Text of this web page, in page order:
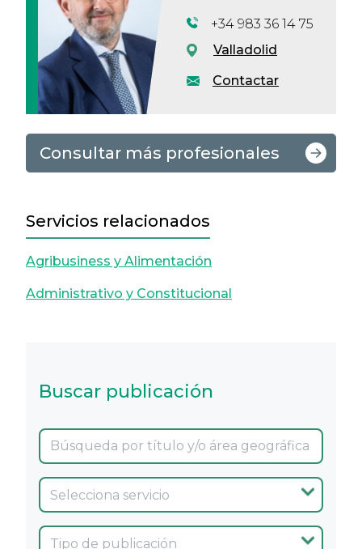
Contactar
+34 983 36 14 75
Valladolid
Consultar más profesionales
Servicios relacionados
Agribusiness y Alimentación
Administrativo y Constitucional
Buscar publicación